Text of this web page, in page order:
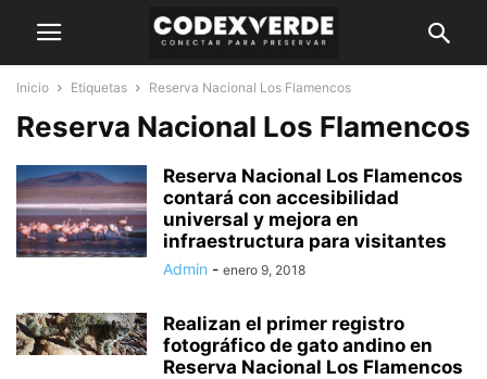
Inicio Etiquetas Reserva Nacional Los Flamencos
Reserva Nacional Los Flamencos
Reserva Nacional Los Flamencos
contará con accesibilidad
universal y mejora en
infraestructura para visitantes
Admin - enero 9, 2018
Realizan el primer registro
fotográfico de gato andino en
Reserva Nacional Los Flamencos